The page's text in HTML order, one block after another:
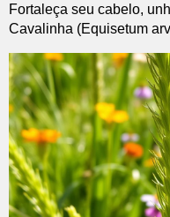
Fortaleça seu cabelo,
Cavalinha (Equisetum